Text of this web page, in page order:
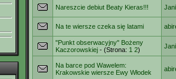
Nareszcie debiut Beaty Kieras!!!
Na te wiersze czeka się latami
"Punkt obserwacyjny" Bożeny
Kaczorowskiej - (Strona: 1 2)
Na barce pod Wawelem:
Krakowskie wiersze Ewy Włodek